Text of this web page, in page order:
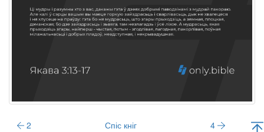
2 Спіс кніг 4